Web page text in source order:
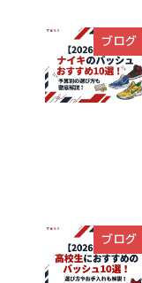
ブログ
ブログ